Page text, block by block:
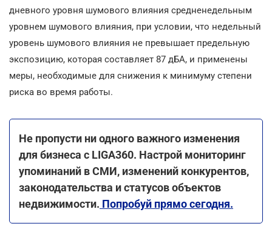
дневного уровня шумового влияния средненедельным
уровнем шумового влияния, при условии, что недельный
уровень шумового влияния не превышает предельную
экспозицию, которая составляет 87 дБА, и применены
меры, необходимые для снижения к минимуму степени
риска во время работы.
Не пропусти ни одного важного изменения
для бизнеса с LIGA360. Настрой мониторинг
упоминаний в СМИ, изменений конкурентов,
законодательства и статусов объектов
недвижимости. Попробуй прямо сегодня.